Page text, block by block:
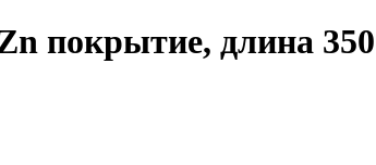
покрытие, длина